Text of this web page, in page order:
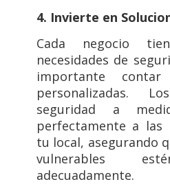
4. Invierte en
Cada negocio
necesidades de
importante contar
personalizadas.
seguridad a
perfectamente a las
tu local, asegurando
vulnerables
adecuadamente.